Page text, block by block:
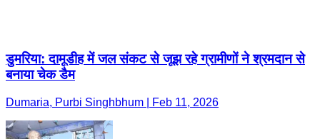
डुमरिया: दामूडीह में जल संकट से जूझ रहे ग्रामीणों ने श्रमदान से
बनाया चेक डैम
Dumaria, Purbi Singhbhum | Feb 11, 2026